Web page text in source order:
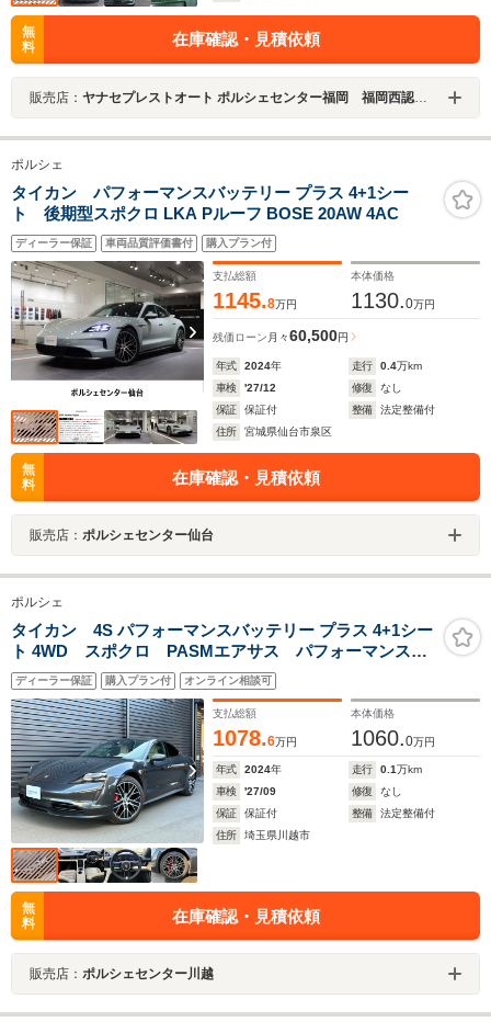
無
料
在庫確認・見積依頼
販売店： ヤナセプレストオート ポルシェセンター福岡 福岡西認定中古車センター
ポルシェ
タイカン パフォーマンスバッテリー プラス 4+1シー
ト 後期型スポクロ LKA Pルーフ BOSE 20AW 4AC
ディーラー保証 車両品質評価書付 購入プラン付
支払総額
1145.8万円
本体価格
1130.0万円
残価ローン 月々60,500円
年式 2024年 走行 0.4万km
車検
'27/12 修復
なし
保証
保証付 整備
法定整備付
住所
宮城県仙台市泉区
無
料
在庫確認・見積依頼
販売店： ポルシェセンター仙台
ポルシェ
タイカン 4S パフォーマンスバッテリー プラス 4+1シー
ト 4WD スポクロ PASMエアサス パフォーマンスバ
ッテリー プラス 固定ガラスサンルーフ
ディーラー保証 購入プラン付 オンライン相談可
支払総額
1078.6万円
本体価格
1060.0万円
年式 2024年 走行 0.1万km
車検
'27/09 修復
なし
保証
保証付 整備
法定整備付
住所
埼玉県川越市
無
料
在庫確認・見積依頼
販売店： ポルシェセンター川越